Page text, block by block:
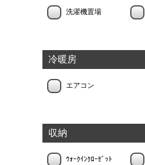
洗濯機置場
冷暖房
エアコン
収納
ｳｫｰｸｲﾝｸﾛｰｾﾞｯﾄ